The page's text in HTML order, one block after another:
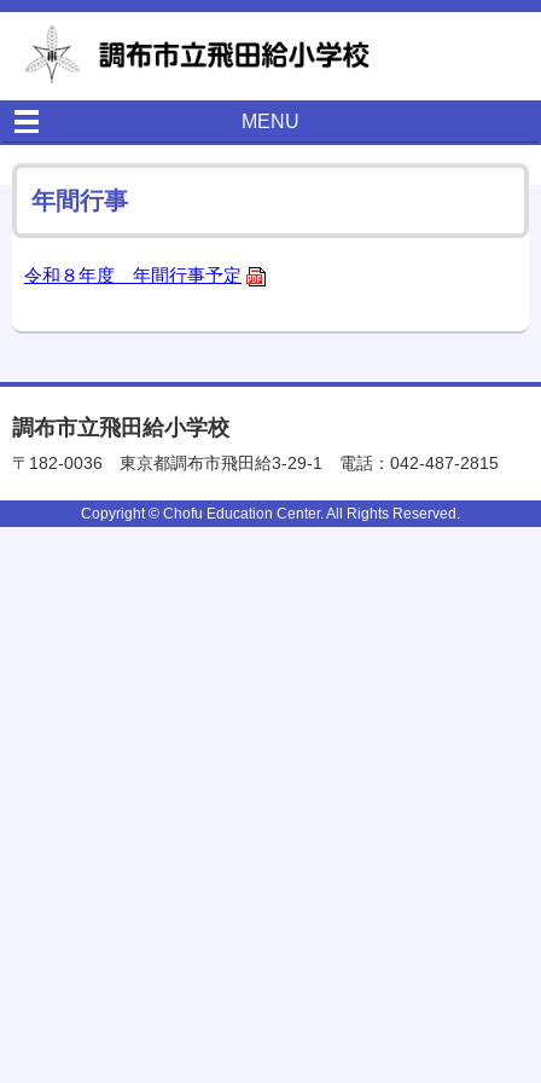
MENU
年間行事
令和８年度 年間行事予定
調布市立飛田給小学校
〒182-0036 東京都調布市飛田給3-29-1 電話：042-487-2815
Copyright © Chofu Education Center. All Rights Reserved.